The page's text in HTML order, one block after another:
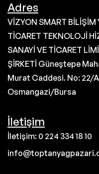
Adres
VİZYON SMART BİLİŞİM
TİCARET TEKNOLOJİ
SANAYİ VE TİCARET
ŞİRKETİ Güneştepe
Murat Caddesi. No: 22/A
Osmangazi/Bursa
İletişim
İletişim: 0 224 334 18 10